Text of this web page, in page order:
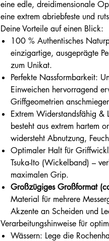
eine edle, dreidimensionale
eine extrem abriebfeste und
Deine Vorteile auf einen Blick:
100 % Authentisches
einzigartige, ausgeprägte
zum Unikat.
Perfekte Nassformbarkeit:
Einweichen hervorragend
Griffgeometrien
Extrem Widerstandsfähig
besteht aus extrem hartem
widersteht Abnutzung,
Optimaler Halt für
Tsuka-Ito (Wickelband) –
maximalen Grip.
Großzügiges Großformat
Material für mehrere
Akzente an Scheiden und
Verarbeitungshinweise für
Wässern: Lege die